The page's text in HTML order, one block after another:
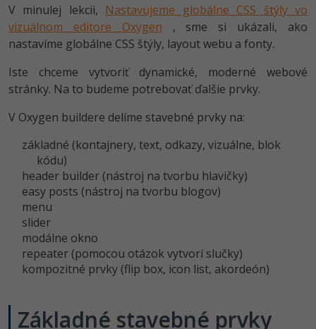
Kotlin -80%
VB.NET
SQL
-80%
Algoritmy -41%
Pre deti
Fórum
MS Office -80%
Time management
Siete
Elektronický podpis
V minulej lekcii, Nastavujeme globálne CSS štýly vo
vizuálnom editore Oxygen , sme si ukázali, ako
nastavíme globálne CSS štýly, layout webu a fonty.
Iste chceme vytvoriť dynamické, moderné webové
stránky. Na to budeme potrebovať ďalšie prvky.
V Oxygen buildere delíme stavebné prvky na:
základné (kontajnery, text, odkazy, vizuálne, blok
kódu)
header builder (nástroj na tvorbu hlavičky)
easy posts (nástroj na tvorbu blogov)
menu
slider
modálne okno
repeater (pomocou otázok vytvorí slučky)
kompozitné prvky (flip box, icon list, akordeón)
Základné stavebné prvky